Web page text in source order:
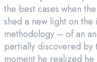
the best cases when
shed a new light on
methodology – of an
partially discovered by
moment he realized